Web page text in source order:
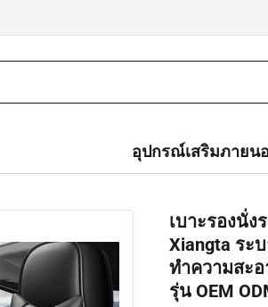
อุปกรณ์เสริมภายน
เบาะรองนั่ง
Xiangta ระ
ทำความสะ
รุ่น OEM